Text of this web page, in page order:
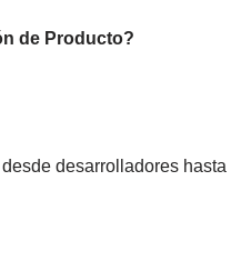
de Producto?
desarrolladores